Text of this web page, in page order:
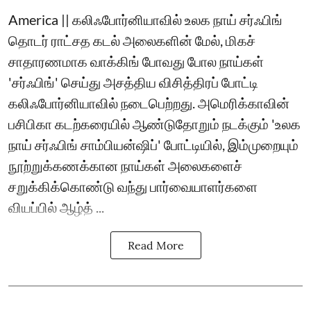
America || கலிஃபோர்னியாவில் உலக நாய் சர்ஃபிங்
தொடர் ராட்சத கடல் அலைகளின் மேல், மிகச்
சாதாரணமாக வாக்கிங் போவது போல நாய்கள்
'சர்ஃபிங்' செய்து அசத்திய விசித்திரப் போட்டி
கலிஃபோர்னியாவில் நடைபெற்றது. ​அமெரிக்காவின்
பசிபிகா கடற்கரையில் ஆண்டுதோறும் நடக்கும் 'உலக
நாய் சர்ஃபிங் சாம்பியன்ஷிப்' போட்டியில், இம்முறையும்
நூற்றுக்கணக்கான நாய்கள் அலைகளைச்
சறுக்கிக்கொண்டு வந்து பார்வையாளர்களை
வியப்பில் ஆழ்த் ...
Read More